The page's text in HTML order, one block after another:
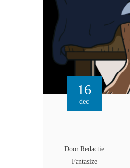
16
dec
Door Redactie
Fantasize